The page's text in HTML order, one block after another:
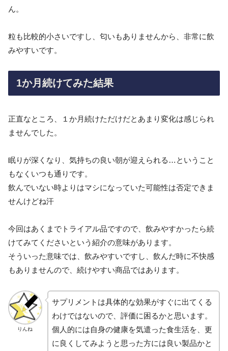
ん。
粒も比較的小さいですし、匂いもありませんから、非常に飲
みやすいです。
1か月続けてみた結果
正直なところ、１か月続けただけだとあまり変化は感じられ
ませんでした。
眠りが深くなり、気持ちの良い朝が迎えられる…ということ
もなくいつも通りです。
飲んでいない時よりはマシになっていた可能性は否定できま
せんけどね汗
今回はあくまでトライアル品ですので、飲みやすかったら続
けてみてくださいという紹介の意味があります。
そういった意味では、飲みやすいですし、飲んだ時に不快感
もありませんので、続けやすい商品ではあります。
りんね
サプリメントは具体的な効果がすぐに出てくる
わけではないので、評価に困るかと思います。
個人的には自身の健康を気遣った食生活を、更
に良くしてみようと思った方には良い製品かと